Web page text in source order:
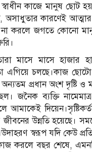
কাজে মানুষ ছোট হয়
কারণেই আত্মার
না করলে জগতে কোনো
মাসে মাসে হাজার
এগিয়ে চলছে।কাজ
প্রধান অংশ দৃষ্টি
জনৈক ব্যক্তি
আমাকেই
উন্নতি হয়েছে।
স্বরূপ যদি কেউ
করলে বছর শেষে,